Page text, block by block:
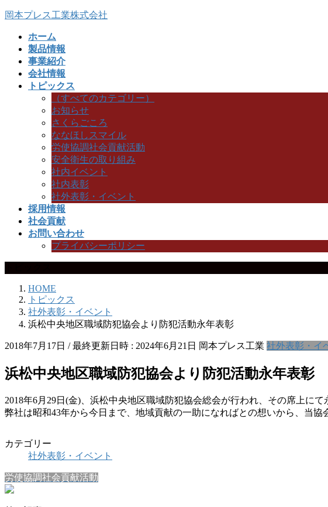
コ
ナ
岡本プレス工業株式会社
ホーム
製品情報
事業紹介
会社情報
トピックス
（すべてのカテゴリー）
お知らせ
さくらごころ
ななほしスマイル
労使協調社会貢献活動
安全衛生の取り組み
社内イベント
社内表彰
社外表彰・イベント
採用情報
社会貢献
お問い合わせ
プライバシーポリシー
HOME
トピックス
社外表彰・イベント
浜松中央地区職域防犯協会より防犯活動永年表彰
2018年7月17日 / 最終更新日時 : 2024年6月21日 岡本プレス工業 社外表彰・イ
浜松中央地区職域防犯協会より防犯活動永年表彰
2018年6月29日(金)、浜松中央地区職域防犯協会総会が行われ、その席上に
弊社は昭和43年から今日まで、地域貢献の一助になればとの想いから、当
カテゴリー
社外表彰・イベント
労使協調社会貢献活動